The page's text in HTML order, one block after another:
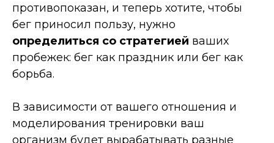
противопоказан, и теперь хотите, чтобы
бег приносил пользу, нужно
определиться со стратегией ваших
пробежек: бег как праздник или бег как
борьба.
В зависимости от вашего отношения и
моделирования тренировки ваш
организм будет вырабатывать разные